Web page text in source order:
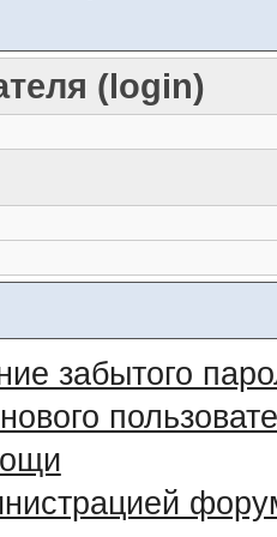
(login)
забытого